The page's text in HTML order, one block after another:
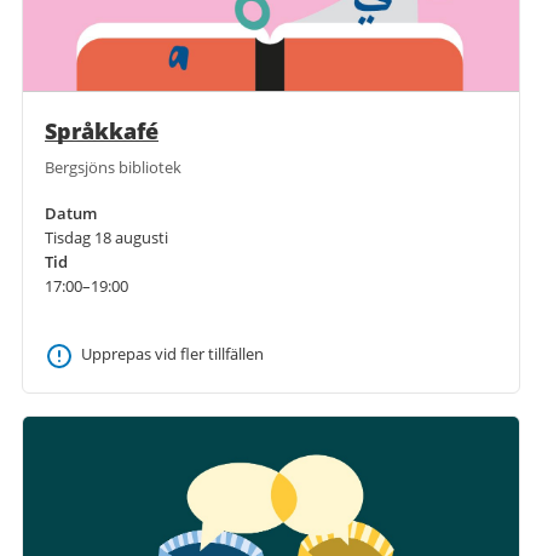
Språkkafé
Bergsjöns bibliotek
Datum
Tisdag 18 augusti
Tid
17:00–19:00
Upprepas vid fler tillfällen